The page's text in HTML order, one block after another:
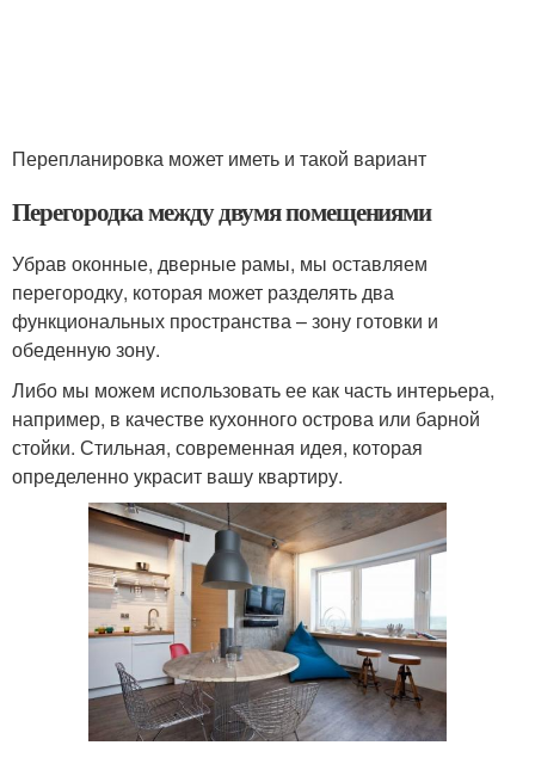
Перепланировка может иметь и такой вариант
Перегородка между двумя помещениями
Убрав оконные, дверные рамы, мы оставляем
перегородку, которая может разделять два
функциональных пространства – зону готовки и
обеденную зону.
Либо мы можем использовать ее как часть интерьера,
например, в качестве кухонного острова или барной
стойки. Стильная, современная идея, которая
определенно украсит вашу квартиру.